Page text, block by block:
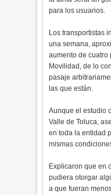
para los usuarios.
Los transportistas
una semana,
aumento de cuatro
Movilidad, de lo
pasaje
las que están.
Aunque el estudio
Valle de Toluca,
en toda la entidad
mismas
Explicaron que en
pudiera otorgar
a que fueran